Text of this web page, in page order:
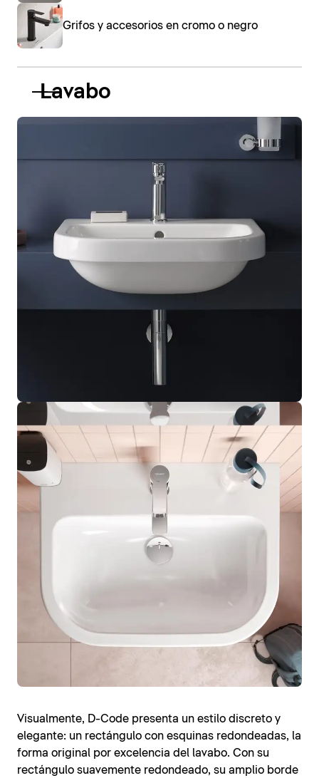
Grifos y accesorios en cromo o negro
Lavabo
Visualmente, D-Code presenta un estilo discreto y
elegante: un rectángulo con esquinas redondeadas, la
forma original por excelencia del lavabo. Con su
rectángulo suavemente redondeado, su amplio borde